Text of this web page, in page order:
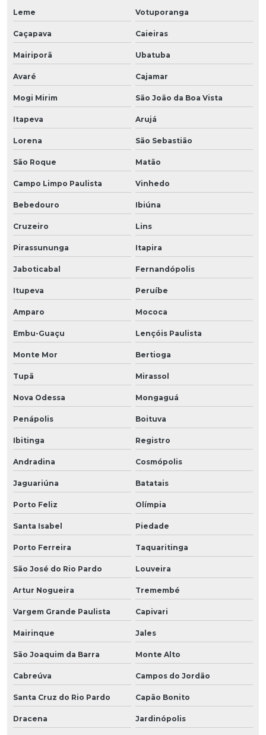
Leme Votuporanga
Caçapava Caieiras
Mairiporã Ubatuba
Avaré Cajamar
Mogi Mirim São João da Boa Vista
Itapeva Arujá
Lorena São Sebastião
São Roque Matão
Campo Limpo Paulista Vinhedo
Bebedouro Ibiúna
Cruzeiro Lins
Pirassununga Itapira
Jaboticabal Fernandópolis
Itupeva Peruíbe
Amparo Mococa
Embu-Guaçu Lençóis Paulista
Monte Mor Bertioga
Tupã Mirassol
Nova Odessa Mongaguá
Penápolis Boituva
Ibitinga Registro
Andradina Cosmópolis
Jaguariúna Batatais
Porto Feliz Olímpia
Santa Isabel Piedade
Porto Ferreira Taquaritinga
São José do Rio Pardo Louveira
Artur Nogueira Tremembé
Vargem Grande Paulista Capivari
Mairinque Jales
São Joaquim da Barra Monte Alto
Cabreúva Campos do Jordão
Santa Cruz do Rio Pardo Capão Bonito
Dracena Jardinópolis